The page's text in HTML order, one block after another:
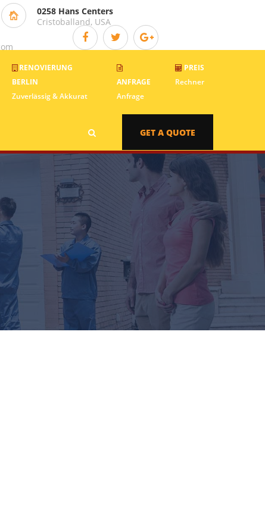
0258 Hans Centers
Cristoballand, USA
RENOVIERUNG
BERLIN
Zuverlässig & Akkurat
ANFRAGE
Anfrage
PREIS
Rechner
GET A QUOTE